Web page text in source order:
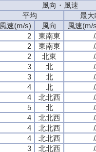
風向・風速
平均
最大
風速(m/s)
風向
風速(m/
2 東南東
2 東南東
2 北東
3 北
3 北
4 北
4 北北西
5 北
4 北北西
4 北北西
4 北北西
3 北北西